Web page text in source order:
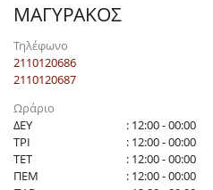
ΜΑΓΥΡΑΚΟΣ
Τηλέφωνο
2110120686
2110120687
Ωράριο
ΔΕΥ
: 12:00 - 00:00
ΤΡΙ
: 12:00 - 00:00
ΤΕΤ
: 12:00 - 00:00
ΠΕΜ
: 12:00 - 00:00